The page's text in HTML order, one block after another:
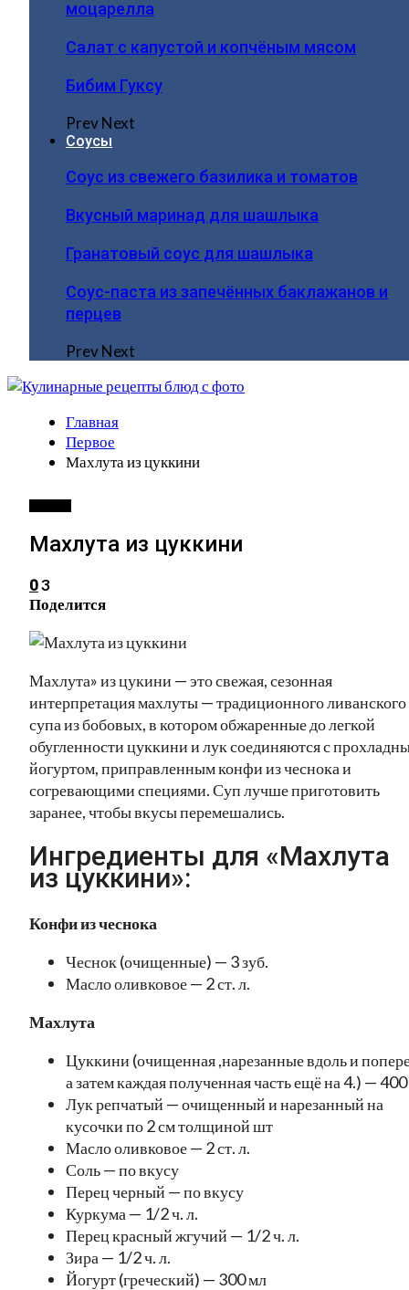
моцарелла
Салат с капустой и копчёным мясом
Бибим Гуксу
PrevNext
Соусы
Соус из свежего базилика и томатов
Вкусный маринад для шашлыка
Гранатовый соус для шашлыка
Соус-паста из запечённых баклажанов и
перцев
PrevNext
Главная
Первое
Махлута из цуккини
Махлута из цуккини
03
Поделится
Махлута» из цукини — это свежая, сезонная
интерпретация махлуты — традиционного ливанского
супа из бобовых, в котором обжаренные до легкой
обугленности цуккини и лук соединяются с
йогуртом, приправленным конфи из чеснока и
согревающими специями. Суп лучше приготовить
заранее, чтобы вкусы перемешались.
Ингредиенты для «Махлута
из цуккини»:
Конфи из чеснока
Чеснок (очищенные) — 3 зуб.
Масло оливковое — 2 ст. л.
Махлута
Цуккини (очищенная ,нарезанные вдоль и
а затем каждая полученная часть ещё на 4.) — 400
Лук репчатый — очищенный и нарезанный на
кусочки по 2 см толщиной шт
Масло оливковое — 2 ст. л.
Соль — по вкусу
Перец черный — по вкусу
Куркума — 1/2 ч. л.
Перец красный жгучий — 1/2 ч. л.
Зира — 1/2 ч. л.
Йогурт (греческий) — 300 мл